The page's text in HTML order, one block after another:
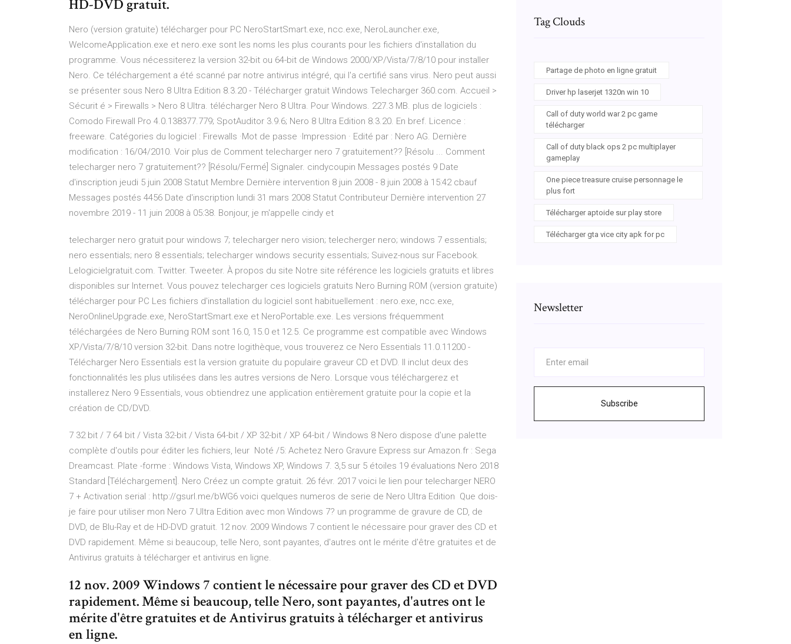
HD-DVD gratuit.
Nero (version gratuite) télécharger pour PC NeroStartSmart.exe, ncc.exe, NeroLauncher.exe,
WelcomeApplication.exe et nero.exe sont les noms les plus courants pour les fichiers d'installation du
programme. Vous nécessiterez la version 32-bit ou 64-bit de Windows 2000/XP/Vista/7/8/10 pour installer
Nero. Ce téléchargement a été scanné par notre antivirus intégré, qui l'a certifié sans virus. Nero peut aussi
se présenter sous Nero 8 Ultra Edition 8.3.20 - Télécharger gratuit Windows Telecharger 360.com. Accueil >
Sécurit é > Firewalls > Nero 8 Ultra. télécharger Nero 8 Ultra. Pour Windows. 227.3 MB. plus de logiciels :
Comodo Firewall Pro 4.0.138377.779; SpotAuditor 3.9.6; Nero 8 Ultra Edition 8.3.20. En bref. Licence :
freeware. Catégories du logiciel : Firewalls ·Mot de passe ·Impression · Edité par : Nero AG. Dernière
modification : 16/04/2010. Voir plus de Comment telecharger nero 7 gratuitement?? [Résolu ... Comment
telecharger nero 7 gratuitement?? [Résolu/Fermé] Signaler. cindycoupin Messages postés 9 Date
d'inscription jeudi 5 juin 2008 Statut Membre Dernière intervention 8 juin 2008 - 8 juin 2008 à 15:42 cbauf
Messages postés 4456 Date d'inscription lundi 31 mars 2008 Statut Contributeur Dernière intervention 27
novembre 2019 - 11 juin 2008 à 05:38. Bonjour, je m'appelle cindy et
telecharger nero gratuit pour windows 7; telecharger nero vision; telecherger nero; windows 7 essentials;
nero essentials; nero 8 essentials; telecharger windows security essentials; Suivez-nous sur Facebook.
Lelogicielgratuit.com. Twitter. Tweeter. À propos du site Notre site référence les logiciels gratuits et libres
disponibles sur Internet. Vous pouvez telecharger ces logiciels gratuits Nero Burning ROM (version gratuite)
télécharger pour PC Les fichiers d'installation du logiciel sont habituellement : nero.exe, ncc.exe,
NeroOnlineUpgrade.exe, NeroStartSmart.exe et NeroPortable.exe. Les versions fréquemment
téléchargées de Nero Burning ROM sont 16.0, 15.0 et 12.5. Ce programme est compatible avec Windows
XP/Vista/7/8/10 version 32-bit. Dans notre logithèque, vous trouverez ce Nero Essentials 11.0.11200 -
Télécharger Nero Essentials est la version gratuite du populaire graveur CD et DVD. Il inclut deux des
fonctionnalités les plus utilisées dans les autres versions de Nero. Lorsque vous téléchargerez et
installerez Nero 9 Essentials, vous obtiendrez une application entièrement gratuite pour la copie et la
création de CD/DVD.
7 32 bit / 7 64 bit / Vista 32-bit / Vista 64-bit / XP 32-bit / XP 64-bit / Windows 8 Nero dispose d'une palette
complète d'outils pour éditer les fichiers, leur Noté /5: Achetez Nero Gravure Express sur Amazon.fr : Sega
Dreamcast. Plate -forme : Windows Vista, Windows XP, Windows 7. 3,5 sur 5 étoiles 19 évaluations Nero 2018
Standard [Téléchargement]. Nero Créez un compte gratuit. 26 févr. 2017 voici le lien pour telecharger NERO
7 + Activation serial : http://gsurl.me/bWG6 voici quelques numeros de serie de Nero Ultra Edition Que dois-
je faire pour utiliser mon Nero 7 Ultra Edition avec mon Windows 7? un programme de gravure de CD, de
DVD, de Blu-Ray et de HD-DVD gratuit. 12 nov. 2009 Windows 7 contient le nécessaire pour graver des CD et
DVD rapidement. Même si beaucoup, telle Nero, sont payantes, d'autres ont le mérite d'être gratuites et de
Antivirus gratuits à télécharger et antivirus en ligne.
12 nov. 2009 Windows 7 contient le nécessaire pour graver des CD et DVD
rapidement. Même si beaucoup, telle Nero, sont payantes, d'autres ont le
mérite d'être gratuites et de Antivirus gratuits à télécharger et antivirus
en ligne.
Tag Clouds
Partage de photo en ligne gratuit
Driver hp laserjet 1320n win 10
Call of duty world war 2 pc game
télécharger
Call of duty black ops 2 pc multiplayer
gameplay
One piece treasure cruise personnage le
plus fort
Télécharger aptoide sur play store
Télécharger gta vice city apk for pc
Newsletter
Subscribe